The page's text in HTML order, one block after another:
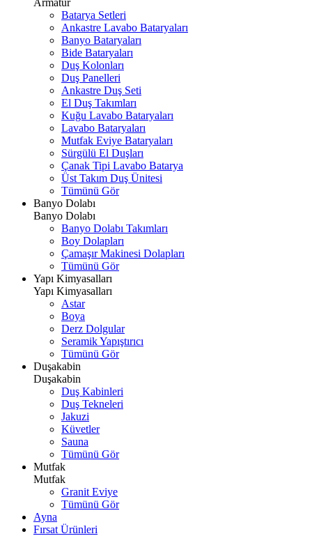
Armatür
Batarya Setleri
Ankastre Lavabo Bataryaları
Banyo Bataryaları
Bide Bataryaları
Duş Kolonları
Duş Panelleri
Ankastre Duş Seti
El Duş Takımları
Kuğu Lavabo Bataryaları
Lavabo Bataryaları
Mutfak Eviye Bataryaları
Sürgülü El Duşları
Çanak Tipi Lavabo Batarya
Üst Takım Duş Ünitesi
Tümünü Gör
Banyo Dolabı
Banyo Dolabı
Banyo Dolabı Takımları
Boy Dolapları
Çamaşır Makinesi Dolapları
Tümünü Gör
Yapı Kimyasalları
Yapı Kimyasalları
Astar
Boya
Derz Dolgular
Seramik Yapıştırıcı
Tümünü Gör
Duşakabin
Duşakabin
Duş Kabinleri
Duş Tekneleri
Jakuzi
Küvetler
Sauna
Tümünü Gör
Mutfak
Mutfak
Granit Eviye
Tümünü Gör
Ayna
Fırsat Ürünleri